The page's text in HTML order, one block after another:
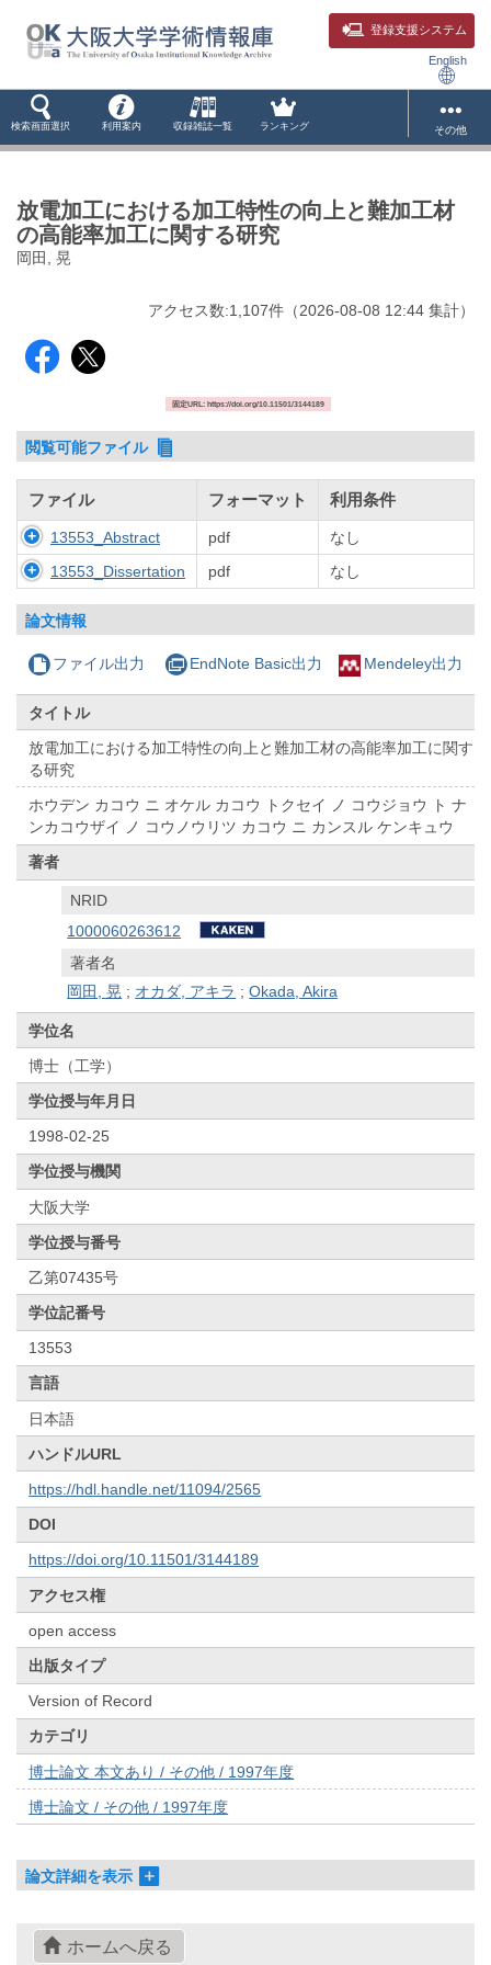
登録支援システム
English
検索画面選択 利用案内 収録雑誌一覧 ランキング その他
放電加工における加工特性の向上と難加工材
の高能率加工に関する研究
岡田, 晃
アクセス数:1,107件 （2026-08-08 12:44 集計）
固定URL: https://doi.org/10.11501/3144189
閲覧可能ファイル
ファイル フォーマット 利用条件
13553_Abstract pdf
なし
13553_Dissertation
pdf なし
論文情報
ファイル出力 EndNote Basic出力 Mendeley出力
タイトル
放電加工における加工特性の向上と難加工材の高能率加工に関す
る研究
ホウデン カコウ ニ オケル カコウ トクセイ ノ コウジョウ ト ナ
ンカコウザイ ノ コウノウリツ カコウ ニ カンスル ケンキュウ
著者
NRID
1000060263612
著者名
岡田, 晃 ; オカダ, アキラ ;Okada, Akira
学位名
博士（工学）
学位授与年月日
1998-02-25
学位授与機関
大阪大学
学位授与番号
乙第07435号
学位記番号
13553
言語
日本語
ハンドルURL
https://hdl.handle.net/11094/2565
DOI
https://doi.org/10.11501/3144189
アクセス権
open access
出版タイプ
Version of Record
カテゴリ
博士論文 本文あり / その他 / 1997年度
博士論文 / その他 / 1997年度
論文詳細を表示
ホームへ戻る